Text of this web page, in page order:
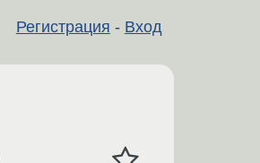
Регистрация - Вход